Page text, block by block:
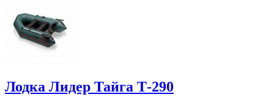
Лодка Лидер Тайга Т-290